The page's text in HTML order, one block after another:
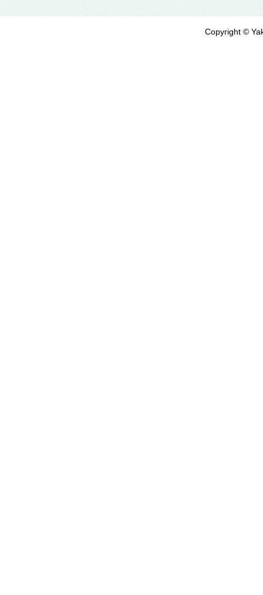
Copyright ©